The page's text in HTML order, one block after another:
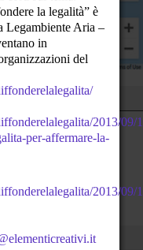
la legalità” è
Legambiente Aria –
in
del
2013/09/
per-affermare-la-
2013/09/